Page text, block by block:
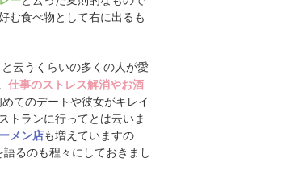
む食べ物として右に出るも
云うくらいの多くの人が愛
仕事のストレス解消やお酒
てのデートや彼女がキレイ
トランに行ってとは云いま
メン店も増えていますの
るのも程々にしておきまし